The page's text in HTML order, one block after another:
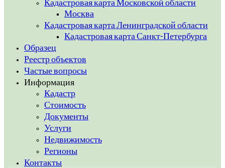
Москва
Кадастровая карта Ленинградской области
Кадастровая карта Санкт-Петербурга
Образец
Реестр объектов
Частые вопросы
Информация
Кадастр
Стоимость
Документы
Услуги
Недвижимость
Регионы
Контакты